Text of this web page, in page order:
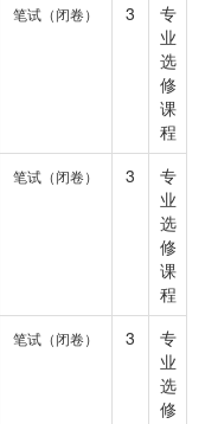
笔试（闭卷） 3
专
业
选
修
课
程
笔试（闭卷） 3
专
业
选
修
课
程
笔试（闭卷） 3
专
业
选
修